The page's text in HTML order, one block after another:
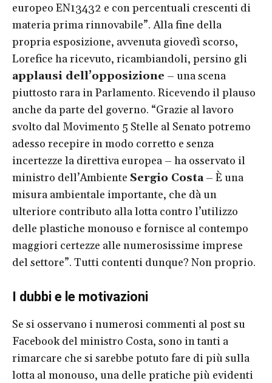
europeo EN13432 e con percentuali crescenti di
materia prima rinnovabile”. Alla fine della
propria esposizione, avvenuta giovedì scorso,
Lorefice ha ricevuto, ricambiandoli, persino gli
applausi dell’opposizione – una scena
piuttosto rara in Parlamento. Ricevendo il plauso
anche da parte del governo. “Grazie al lavoro
svolto dal Movimento 5 Stelle al Senato potremo
adesso recepire in modo corretto e senza
incertezze la direttiva europea – ha osservato il
ministro dell’Ambiente Sergio Costa– È una
misura ambientale importante, che dà un
ulteriore contributo alla lotta contro l’utilizzo
delle plastiche monouso e fornisce al contempo
maggiori certezze alle numerosissime imprese
del settore”. Tutti contenti dunque? Non proprio.
I dubbi e le motivazioni
Se si osservano i numerosi commenti al post su
Facebook del ministro Costa, sono in tanti a
rimarcare che si sarebbe potuto fare di più sulla
lotta al monouso, una delle pratiche più evidenti